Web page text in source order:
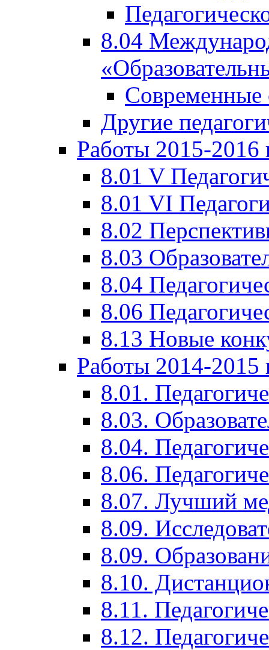
8.04
Современные
Другие
Работы 2015-2016
8.01 V
8.01 VI
8.02
8.03
8.04
8.06
8.13 Новые
Работы 2014-2015
8.01.
8.03.
8.04.
8.06.
8.07. Лучший
8.09.
8.09.
8.10.
8.11.
8.12.